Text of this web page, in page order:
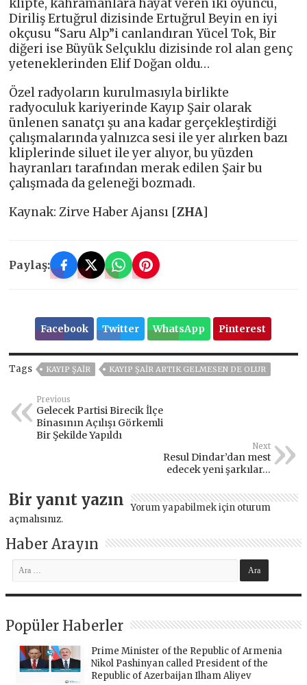
klipte, kahramanlara hayat veren iki oyuncu,
Diriliş Ertuğrul dizisinde Ertuğrul Beyin en iyi
okçusu “Saru Alp”i canlandıran Yücel Tok, Bir
diğeri ise Büyük Selçuklu dizisinde rol alan genç
yeteneklerinden Elif Doğan oldu…
Özel radyoların kurulmasıyla birlikte
radyoculuk kariyerinde Kayıp Şair olarak
ünlenen sanatçı şu ana kadar gerçekleştirdiği
çalışmalarında yalnızca sesi ile yer alırken bazı
kliplerinde siluet ile yer alıyor, bu yüzden
hayranları tarafından merak edilen Şair bu
çalışmada da geleneği bozmadı.
Kaynak: Zirve Haber Ajansı [ZHA]
Paylaş:
Facebook Twitter WhatsApp Pinterest
Tags KAYIP ŞAIR KAYIP ŞAIR ARTIK GELMESEN DE OLUR
Previous
Gelecek Partisi Birecik İlçe
Binasının Açılışı Görkemli
Bir Şekilde Yapıldı
Next
Resul Dindar’dan mest
edecek yeni şarkılar…
Bir yanıt yazın Yorum yapabilmek için oturum
açmalısınız.
Haber Arayın
Popüler Haberler
Prime Minister of the Republic of Armenia
Nikol Pashinyan called President of the
Republic of Azerbaijan Ilham Aliyev